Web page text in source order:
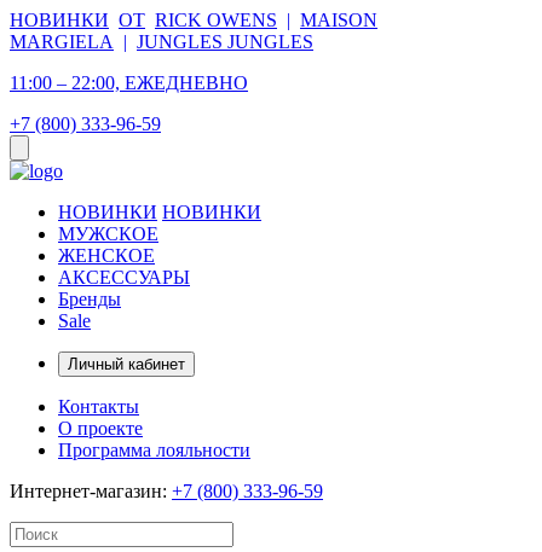
НОВИНКИ ОТ RICK OWENS | MAISON
MARGIELA
| JUNGLES JUNGLES
11:00 – 22:00, ЕЖЕДНЕВНО
+7 (800) 333-96-59
НОВИНКИ НОВИНКИ
МУЖСКОЕ
ЖЕНСКОЕ
АКСЕССУАРЫ
Бренды
Sale
Личный кабинет
Контакты
О проекте
Программа лояльности
Интернет-магазин: +7 (800) 333-96-59